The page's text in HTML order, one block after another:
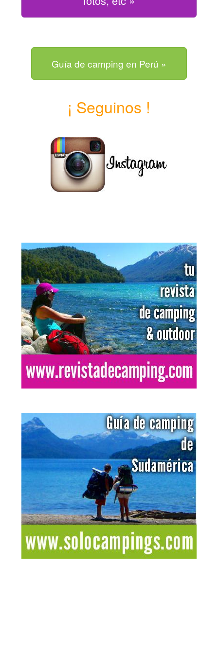
Guía de camping en Perú »
¡ Seguinos !